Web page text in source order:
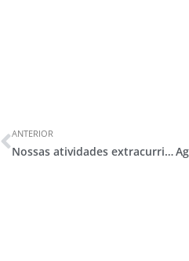
ANTERIOR
Nossas atividades extracurriculares vêm aí!